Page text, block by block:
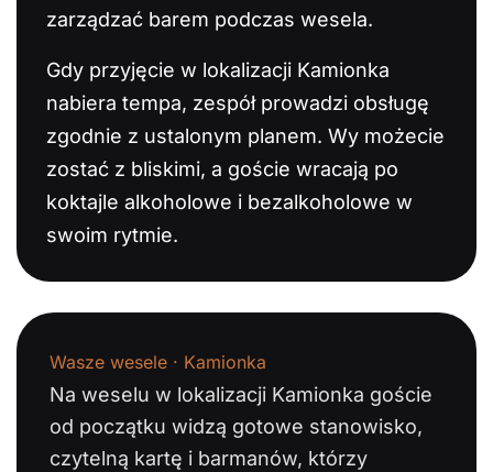
zarządzać barem podczas wesela.
Gdy przyjęcie w lokalizacji Kamionka
nabiera tempa, zespół prowadzi obsługę
zgodnie z ustalonym planem. Wy możecie
zostać z bliskimi, a goście wracają po
koktajle alkoholowe i bezalkoholowe w
swoim rytmie.
Wasze wesele · Kamionka
Na weselu w lokalizacji Kamionka goście
od początku widzą gotowe stanowisko,
czytelną kartę i barmanów, którzy